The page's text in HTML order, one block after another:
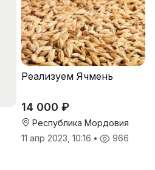
Реализуем Ячмень
14 000 ₽
Республика Мордовия
11 апр 2023, 10:16 • 966